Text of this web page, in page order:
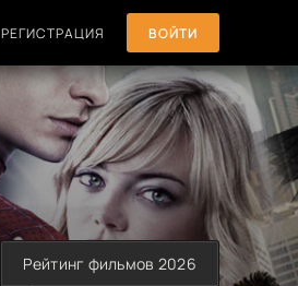
РЕГИСТРАЦИЯ ВОЙТИ
Рейтинг фильмов 2026